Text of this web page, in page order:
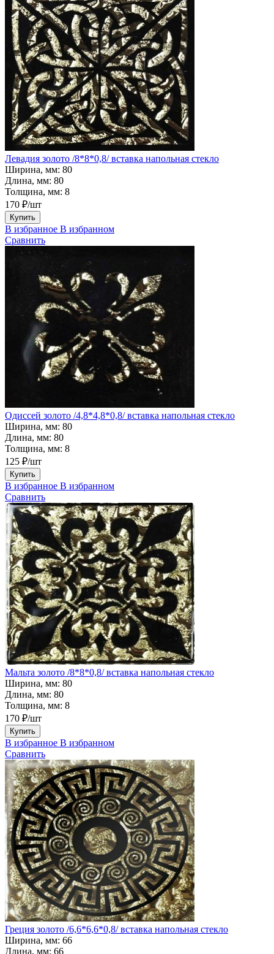
Левадия золото /8*8*0,8/ вставка напольная стекло
Ширина, мм: 80
Длина, мм: 80
Толщина, мм: 8
170 ₽/шт
Купить
В избранное В избранном
Сравнить
Одиссей золото /4,8*4,8*0,8/ вставка напольная стекло
Ширина, мм: 80
Длина, мм: 80
Толщина, мм: 8
125 ₽/шт
Купить
В избранное В избранном
Сравнить
Мальта золото /8*8*0,8/ вставка напольная стекло
Ширина, мм: 80
Длина, мм: 80
Толщина, мм: 8
170 ₽/шт
Купить
В избранное В избранном
Сравнить
Греция золото /6,6*6,6*0,8/ вставка напольная стекло
Ширина, мм: 66
Длина, мм: 66